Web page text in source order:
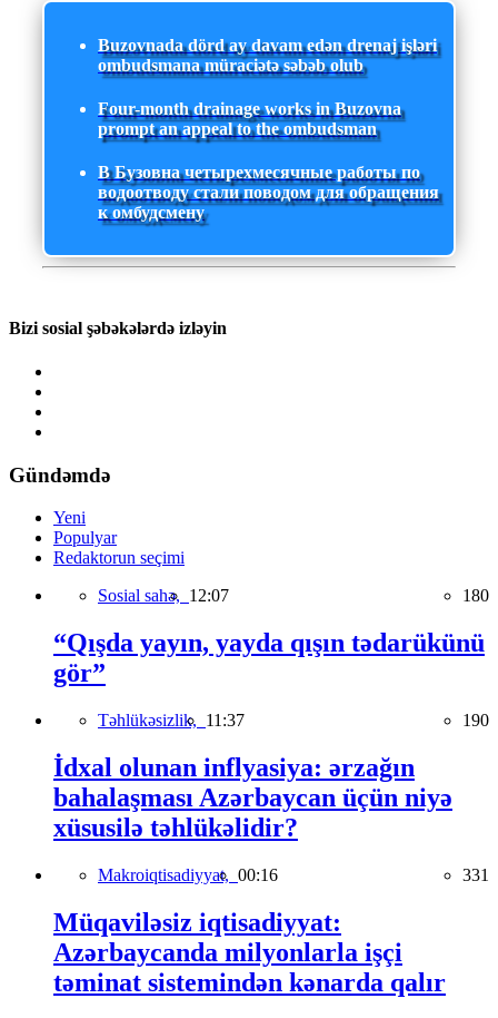
Buzovnada dörd ay davam edən drenaj işləri
ombudsmana müraciətə səbəb olub
Four-month drainage works in Buzovna
prompt an appeal to the ombudsman
В Бузовна четырехмесячные работы по
водоотводу стали поводом для обращения
к омбудсмену
Bizi sosial şəbəkələrdə izləyin
Gündəmdə
Yeni
Populyar
Redaktorun seçimi
Sosial sahə, 12:07 180
“Qışda yayın, yayda qışın tədarükünü
gör”
Təhlükəsizlik, 11:37 190
İdxal olunan inflyasiya: ərzağın
bahalaşması Azərbaycan üçün niyə
xüsusilə təhlükəlidir?
Makroiqtisadiyyat, 00:16 331
Müqaviləsiz iqtisadiyyat:
Azərbaycanda milyonlarla işçi
təminat sistemindən kənarda qalır